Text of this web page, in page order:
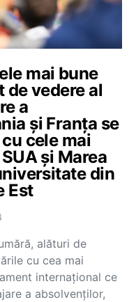
mai bune
vedere al
a
și Franța se
cele mai
și Marea
din
Est
alături de
cu cea mai
internațional ce
a absolvenților,